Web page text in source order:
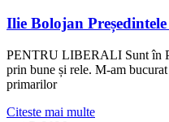
Ilie Bolojan
PENTRU LIBERALI Sunt în
prin bune și rele. M-am
primarilor
Citeste mai multe